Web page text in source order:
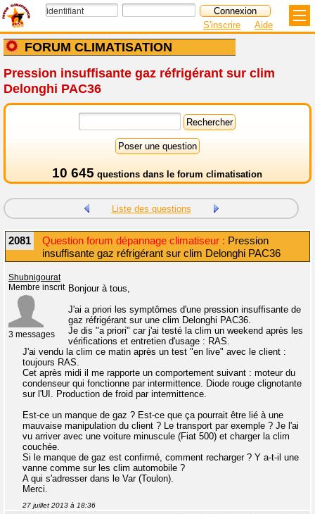
FORUM CLIMATISATION
S'inscrire Aide
Pression insuffisante gaz réfrigérant sur clim
Delonghi PAC36
10 645 questions dans le forum climatisation
Liste des questions
2081 Question forum dépannage climatiseur : Pression
insuffisante gaz réfrigérant sur clim Delonghi PAC36
Shubnigourat
Membre inscrit
3 messages
Bonjour à tous,
J'ai a priori les symptômes d'une pression insuffisante de
gaz réfrigérant sur une clim Delonghi PAC36.
Je dis "a priori" car j'ai testé la clim un weekend après les
vérifications et entretien d'usage : RAS.
J'ai vendu la clim ce matin après un test "en live" avec le client :
toujours RAS.
Cet après midi il me rapporte un comportement suivant : moteur du
condenseur qui fonctionne par intermittence. Diode rouge clignotante
sur l'UI. Production de froid par intermittence.
Est-ce un manque de gaz ? Est-ce que ça pourrait être lié à une
mauvaise manipulation du client ? Le transport par exemple ? Je l'ai
vu arriver avec une voiture minuscule (Fiat 500) et charger la clim
couchée.
Si le manque de gaz est confirmé, comment recharger ? Y a-t-il une
vanne comme sur les clim automobile ?
A qui s'adresser dans le Var (Toulon).
Merci.
27 juillet 2013 à 18:36